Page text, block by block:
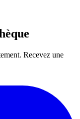
Recevez une